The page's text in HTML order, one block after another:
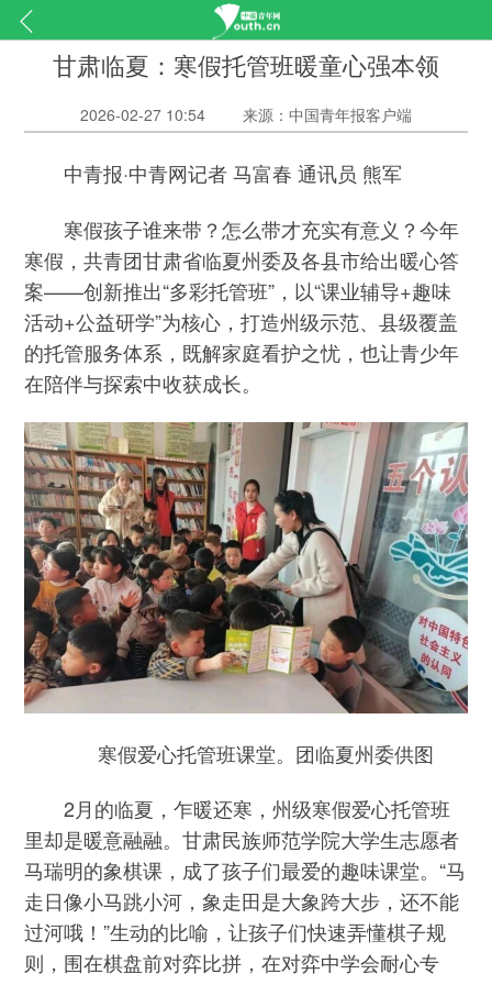
甘肃临夏：寒假托管班暖童心强本领
2026-02-27 10:54 来源：中国青年报客户端
中青报·中青网记者 马富春 通讯员 熊军
寒假孩子谁来带？怎么带才充实有意义？今年
寒假，共青团甘肃省临夏州委及各县市给出暖心答
案——创新推出“多彩托管班”，以“课业辅导+趣味
活动+公益研学”为核心，打造州级示范、县级覆盖
的托管服务体系，既解家庭看护之忧，也让青少年
在陪伴与探索中收获成长。
寒假爱心托管班课堂。团临夏州委供图
2月的临夏，乍暖还寒，州级寒假爱心托管班
里却是暖意融融。甘肃民族师范学院大学生志愿者
马瑞明的象棋课，成了孩子们最爱的趣味课堂。“马
走日像小马跳小河，象走田是大象跨大步，还不能
过河哦！”生动的比喻，让孩子们快速弄懂棋子规
则，围在棋盘前对弈比拼，在对弈中学会耐心专